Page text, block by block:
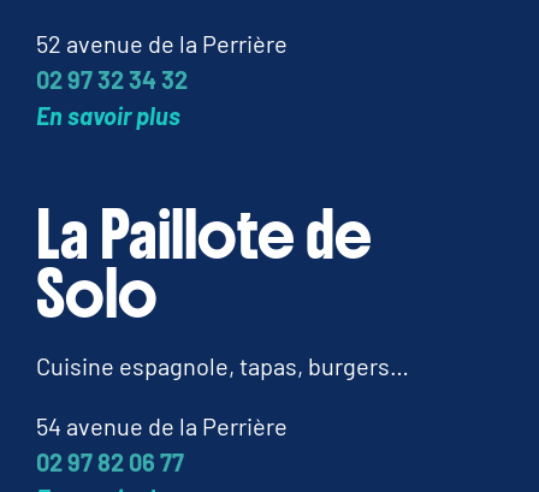
52 avenue de la Perrière
02 97 32 34 32
En savoir plus
La Paillote de
Solo
Cuisine espagnole, tapas, burgers…
54 avenue de la Perrière
02 97 82 06 77